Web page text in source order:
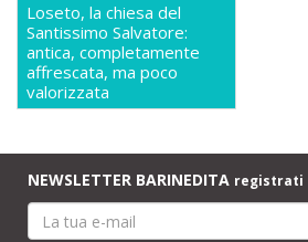
Loseto, la chiesa del
Santissimo Salvatore:
antica, completamente
affrescata, ma poco
valorizzata
NEWSLETTER BARINEDITA registrati